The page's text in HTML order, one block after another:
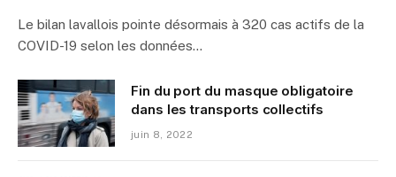
Le bilan lavallois pointe désormais à 320 cas actifs de la
COVID-19 selon les données…
Fin du port du masque obligatoire
dans les transports collectifs
juin 8, 2022